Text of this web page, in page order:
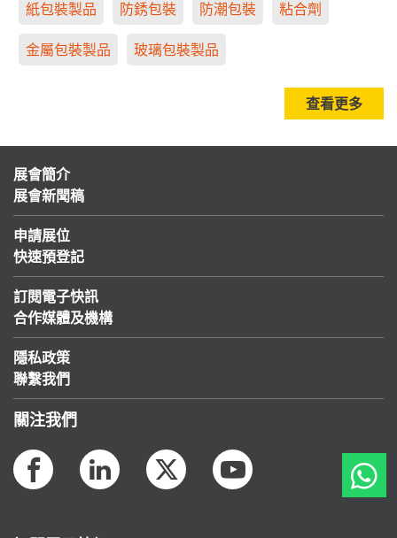
紙包裝製品 防銹包裝 防潮包裝 粘合劑
金屬包裝製品 玻璃包裝製品
查看更多
展會簡介
展會新聞稿
申請展位
快速預登記
訂閱電子快訊
合作媒體及機構
隱私政策
聯繫我們
關注我們